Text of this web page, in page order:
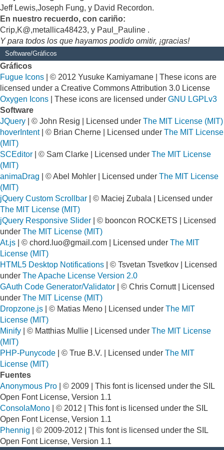
Jeff Lewis,Joseph Fung, y David Recordon.
En nuestro recuerdo, con cariño:
Crip,K@,metallica48423, y Paul_Pauline .
Y para todos los que hayamos podido omitir, ¡gracias!
Software/Gráficos
Gráficos
Fugue Icons | © 2012 Yusuke Kamiyamane | These icons are
licensed under a Creative Commons Attribution 3.0 License
Oxygen Icons | These icons are licensed under GNU LGPLv3
Software
JQuery | © John Resig | Licensed under The MIT License (MIT)
hoverIntent| © Brian Cherne | Licensed under The MIT License
(MIT)
SCEditor | © Sam Clarke | Licensed under The MIT License
(MIT)
animaDrag | © Abel Mohler | Licensed under The MIT License
(MIT)
jQuery Custom Scrollbar | © Maciej Zubala | Licensed under
The MIT License (MIT)
jQuery Responsive Slider | © booncon ROCKETS | Licensed
under The MIT License (MIT)
At.js | © chord.luo@gmail.com | Licensed under The MIT
License (MIT)
HTML5 Desktop Notifications | © Tsvetan Tsvetkov | Licensed
under The Apache License Version 2.0
GAuth Code Generator/Validator | © Chris Cornutt | Licensed
under The MIT License (MIT)
Dropzone.js | © Matias Meno | Licensed under The MIT
License (MIT)
Minify | © Matthias Mullie | Licensed under The MIT License
(MIT)
PHP-Punycode | © True B.V. | Licensed under The MIT
License (MIT)
Fuentes
Anonymous Pro | © 2009 | This font is licensed under the SIL
Open Font License, Version 1.1
ConsolaMono | © 2012 | This font is licensed under the SIL
Open Font License, Version 1.1
Phennig | © 2009-2012 | This font is licensed under the SIL
Open Font License, Version 1.1